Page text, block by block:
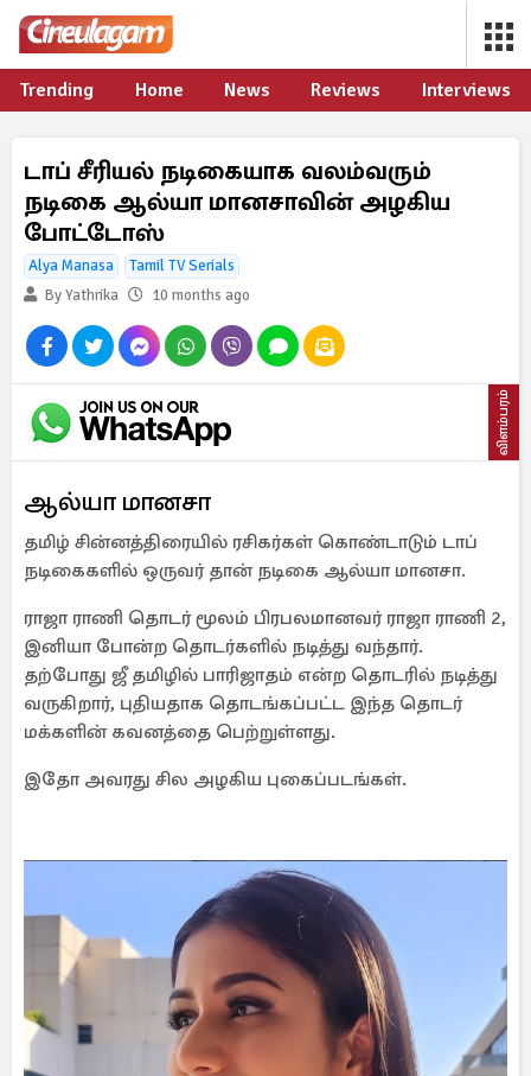
Trending Home News Reviews Interviews
டாப் சீரியல் நடிகையாக வலம்வரும்
நடிகை ஆல்யா மானசாவின் அழகிய
போட்டோஸ்
Alya Manasa
Tamil TV Serials
By Yathrika
10 months ago
விளம்பரம்
ஆல்யா மானசா
தமிழ் சின்னத்திரையில் ரசிகர்கள் கொண்டாடும் டாப்
நடிகைகளில் ஒருவர் தான் நடிகை ஆல்யா மானசா.
ராஜா ராணி தொடர் மூலம் பிரபலமானவர் ராஜா ராணி 2,
இனியா போன்ற தொடர்களில் நடித்து வந்தார்.
தற்போது ஜீ தமிழில் பாரிஜாதம் என்ற தொடரில் நடித்து
வருகிறார், புதியதாக தொடங்கப்பட்ட இந்த தொடர்
மக்களின் கவனத்தை பெற்றுள்ளது.
இதோ அவரது சில அழகிய புகைப்படங்கள்.